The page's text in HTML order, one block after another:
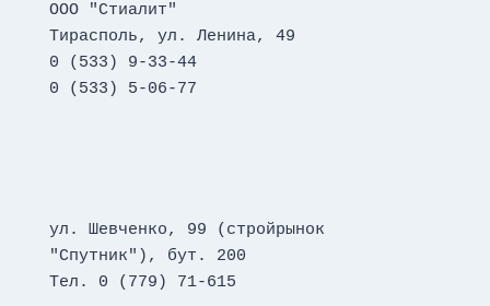
ООО "Стиалит"
Тирасполь, ул. Ленина, 49
0 (533) 9-33-44
0 (533) 5-06-77
ул. Шевченко, 99 (стройрынок
"Спутник"), бут. 200
Тел. 0 (779) 71-615